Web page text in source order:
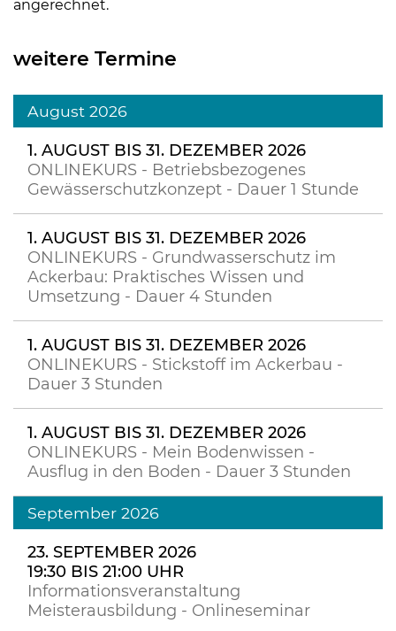
angerechnet.
weitere Termine
August 2026
1. AUGUST BIS 31. DEZEMBER 2026
ONLINEKURS - Betriebsbezogenes
Gewässerschutzkonzept - Dauer 1 Stunde
1. AUGUST BIS 31. DEZEMBER 2026
ONLINEKURS - Grundwasserschutz im
Ackerbau: Praktisches Wissen und
Umsetzung - Dauer 4 Stunden
1. AUGUST BIS 31. DEZEMBER 2026
ONLINEKURS - Stickstoff im Ackerbau -
Dauer 3 Stunden
1. AUGUST BIS 31. DEZEMBER 2026
ONLINEKURS - Mein Bodenwissen -
Ausflug in den Boden - Dauer 3 Stunden
September 2026
23. SEPTEMBER 2026
19:30 BIS 21:00 UHR
Informationsveranstaltung
Meisterausbildung - Onlineseminar